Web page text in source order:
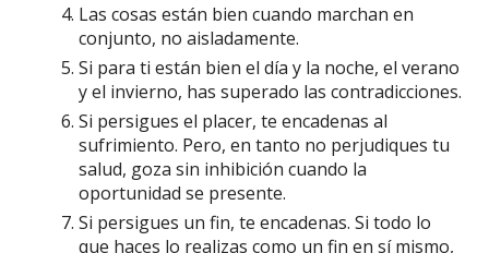
Las cosas están bien cuando marchan en
conjunto, no aisladamente.
Si para ti están bien el día y la noche, el verano
y el invierno, has superado las contradicciones.
Si persigues el placer, te encadenas al
sufrimiento. Pero, en tanto no perjudiques tu
salud, goza sin inhibición cuando la
oportunidad se presente.
Si persigues un fin, te encadenas. Si todo lo
que haces lo realizas como un fin en sí mismo,